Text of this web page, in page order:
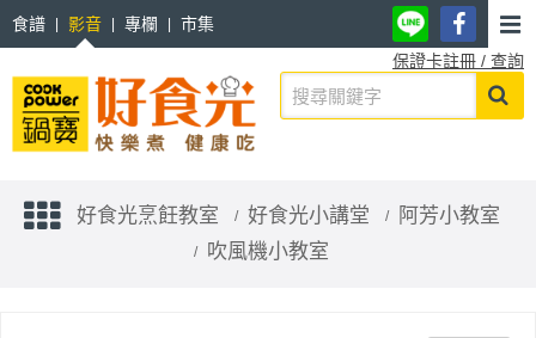
食譜 影音 專欄
市集
保證卡註冊 / 查詢
好食光烹飪教室 好食光小講堂
阿芳小教室
吹風機小教室